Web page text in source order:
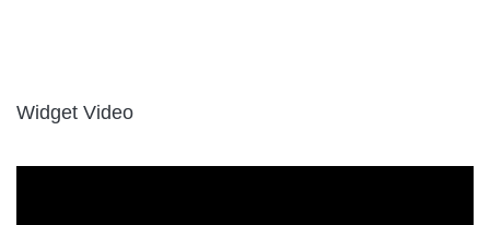
Widget Video